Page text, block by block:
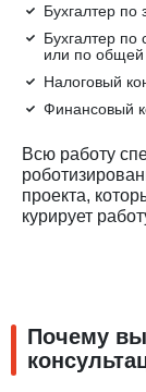
Бухгалтер по
Бухгалтер
или по общей
Налоговый
Финансовый
Всю работу
проекта,
курирует
Почему